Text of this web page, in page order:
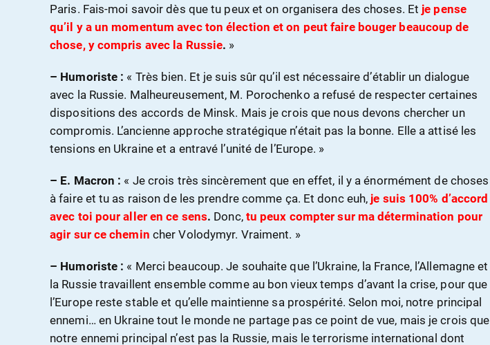
Paris. Fais-moi savoir dès que tu peux et on organisera des choses. Et je pense
qu’il y a un momentum avec ton élection et on peut faire bouger beaucoup de
chose, y compris avec la Russie. »
– Humoriste : « Très bien. Et je suis sûr qu’il est nécessaire d’établir un dialogue
avec la Russie. Malheureusement, M. Porochenko a refusé de respecter certaines
dispositions des accords de Minsk. Mais je crois que nous devons chercher un
compromis. L’ancienne approche stratégique n’était pas la bonne. Elle a attisé les
tensions en Ukraine et a entravé l’unité de l’Europe. »
– E. Macron : « Je crois très sincèrement que en effet, il y a énormément de choses
à faire et tu as raison de les prendre comme ça. Et donc euh, je suis 100% d’accord
avec toi pour aller en ce sens. Donc, tu peux compter sur ma détermination pour
agir sur ce chemin cher Volodymyr. Vraiment. »
– Humoriste : « Merci beaucoup. Je souhaite que l’Ukraine, la France, l’Allemagne et
la Russie travaillent ensemble comme au bon vieux temps d’avant la crise, pour que
l’Europe reste stable et qu’elle maintienne sa prospérité. Selon moi, notre principal
ennemi… en Ukraine tout le monde ne partage pas ce point de vue, mais je crois que
notre ennemi principal n’est pas la Russie, mais le terrorisme international dont